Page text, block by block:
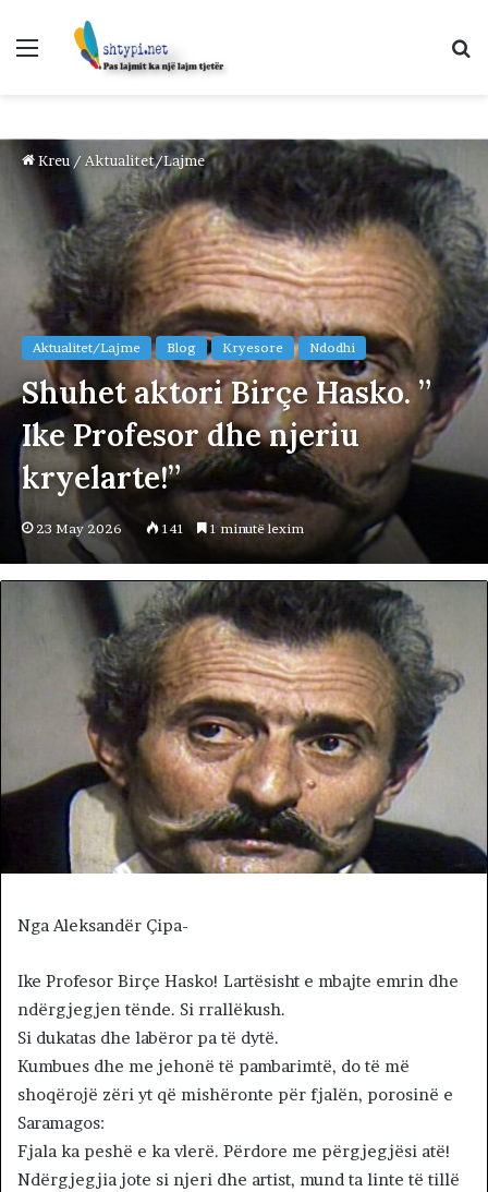
Menu
Kreu / Aktualitet/Lajme
Aktualitet/Lajme Blog Kryesore Ndodhi
Shuhet aktori Birçe Hasko. ”
Ike Profesor dhe njeriu
kryelarte!”
23 May 2026 141 1 minutë lexim
Nga Aleksandër Çipa-
Ike Profesor Birçe Hasko! Lartësisht e mbajte emrin dhe
ndërgjegjen tënde. Si rrallëkush.
Si dukatas dhe labëror pa të dytë.
Kumbues dhe me jehonë të pambarimtë, do të më
shoqërojë zëri yt që mishëronte për fjalën, porosinë e
Saramagos:
Fjala ka peshë e ka vlerë. Përdore me përgjegjësi atë!
Ndërgjegjia jote si njeri dhe artist, mund ta linte të tillë